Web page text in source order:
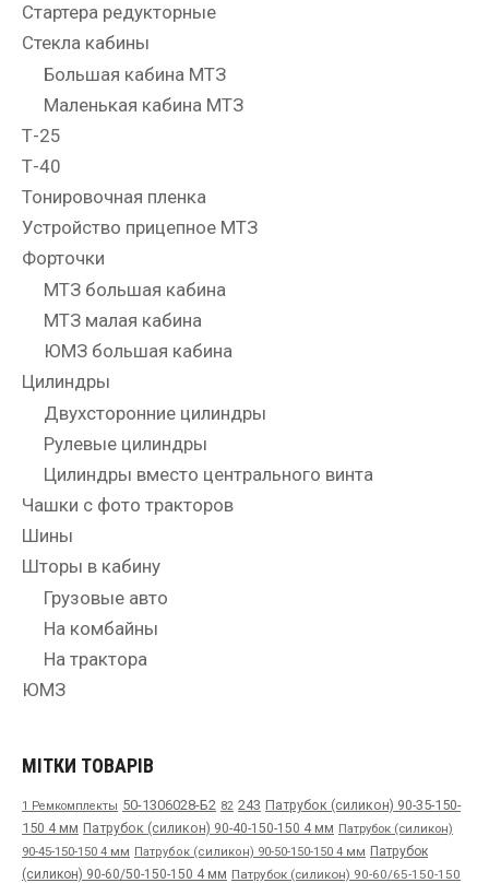
Стартера редукторные
Стекла кабины
Большая кабина МТЗ
Маленькая кабина МТЗ
Т-25
Т-40
Тонировочная пленка
Устройство прицепное МТЗ
Форточки
МТЗ большая кабина
МТЗ малая кабина
ЮМЗ большая кабина
Цилиндры
Двухсторонние цилиндры
Рулевые цилиндры
Цилиндры вместо центрального винта
Чашки с фото тракторов
Шины
Шторы в кабину
Грузовые авто
На комбайны
На трактора
ЮМЗ
МІТКИ ТОВАРІВ
1 Ремкомплекты 50-1306028-Б2 82 243 Патрубок (силикон) 90-35-150-
150 4 мм Патрубок (силикон) 90-40-150-150 4 мм Патрубок (силикон)
90-45-150-150 4 мм Патрубок (силикон) 90-50-150-150 4 мм Патрубок
(силикон) 90-60/50-150-150 4 мм Патрубок (силикон) 90-60/65-150-150